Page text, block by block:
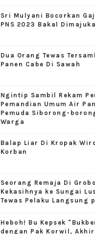
Sri Mulyani Bocorkan
PNS 2023 Bakal
Dua Orang Tewas
Panen Cabe Di Sawah
Ngintip Sambil Rekam
Pemandian Umum Air
Pemuda Siborong-
Warga
Balap Liar Di Kropak
Korban
Seorang Remaja Di
Kekasihnya ke Sungai
Tewas Pelaku Langsung
Heboh! Bu Kepsek
dengan Pak Korwil,